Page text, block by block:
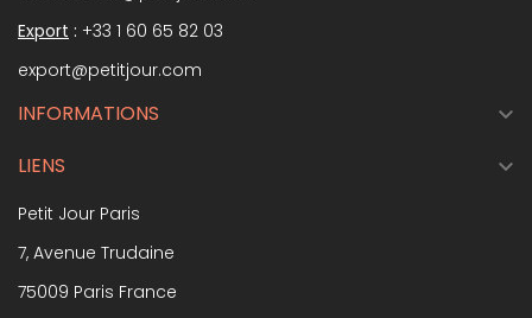
Export : +33 1 60 65 82 03
export@petitjour.com
INFORMATIONS 
LIENS 
Petit Jour Paris
7, Avenue Trudaine
75009 Paris France